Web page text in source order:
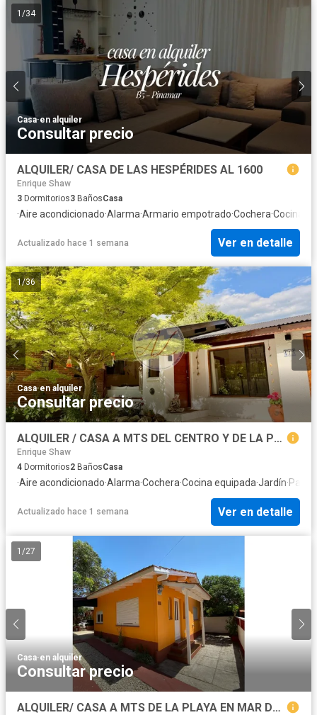
1 /34
Casa·en alquiler
Consultar precio
ALQUILER/ CASA DE LAS HESPÉRIDES AL 1600
Enrique Shaw
3 Dormitorios3 BañosCasa
·Aire acondicionado·Alarma·Armario empotrado·Cochera·Cocina
Actualizado hace 1 semana Ver en detalle
1/36
Casa·en alquiler
Consultar precio
ALQUILER / CASA A MTS DEL CENTRO Y DE LA PLAYA
Enrique Shaw
4 Dormitorios2 BañosCasa
·Aire acondicionado·Alarma·Cochera·Cocina equipada·Jardín·
Actualizado hace 1 semana Ver en detalle
1 /27
Casa·en alquiler
Consultar precio
ALQUILER/ CASA A MTS DE LA PLAYA EN MAR DE OSTENDE